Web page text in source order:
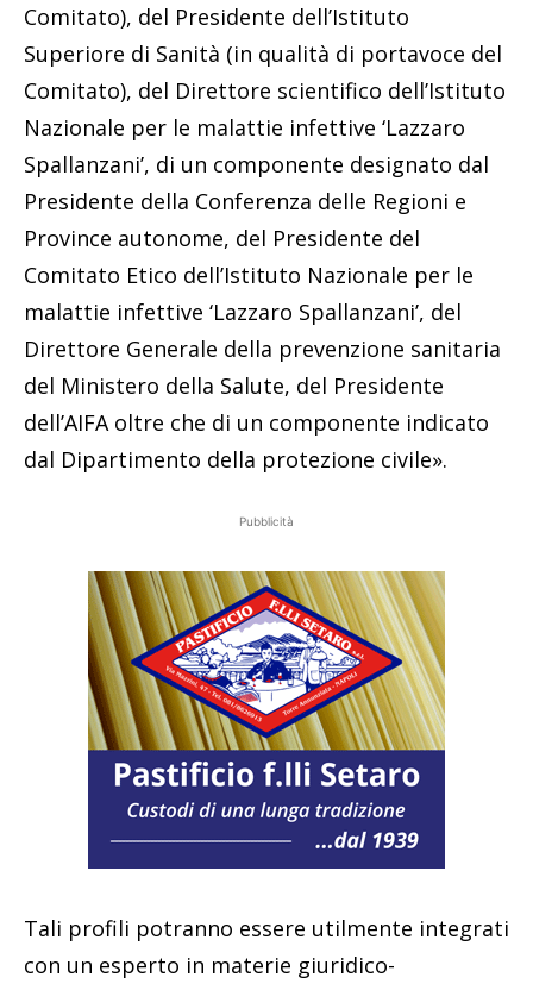
Comitato), del Presidente dell’Istituto
Superiore di Sanità (in qualità di portavoce del
Comitato), del Direttore scientifico dell’Istituto
Nazionale per le malattie infettive ‘Lazzaro
Spallanzani’, di un componente designato dal
Presidente della Conferenza delle Regioni e
Province autonome, del Presidente del
Comitato Etico dell’Istituto Nazionale per le
malattie infettive ‘Lazzaro Spallanzani’, del
Direttore Generale della prevenzione sanitaria
del Ministero della Salute, del Presidente
dell’AIFA oltre che di un componente indicato
dal Dipartimento della protezione civile».
Pubblicità
Tali profili potranno essere utilmente integrati
con un esperto in materie giuridico-